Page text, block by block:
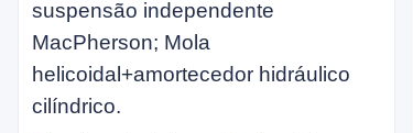
suspensão independente
MacPherson; Mola
helicoidal+amortecedor hidráulico
cilíndrico.